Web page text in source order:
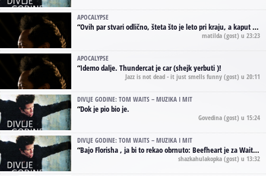
APOCALYPSE
“Ovih par stvari odlično, šteta što je leto pri kraju, a kaput koji te vervoatno podseća na pirotski ćilim je iz tradicije Navaho indijanaca ;)
matilda (gost) u 23:23
APOCALYPSE
“Idemo dalje. Thundercat je car (shejk yerbuti )!
Jazz is not dead - it just smells funny (gost) u 20:11
DIVLJE GODINE: TOM WAITS – MUZIKA I MIT
“Dok je pio bio je.
Govedina (gost) u 15:24
DIVLJE GODINE: TOM WAITS – MUZIKA I MIT
“Bajo Florisha , ja bi to rekao obrnuto: Beefheart je za Waitsa, isto sto i Hendrix za Lenny Kravitza
shazkahulakopka (gost) u 13:32